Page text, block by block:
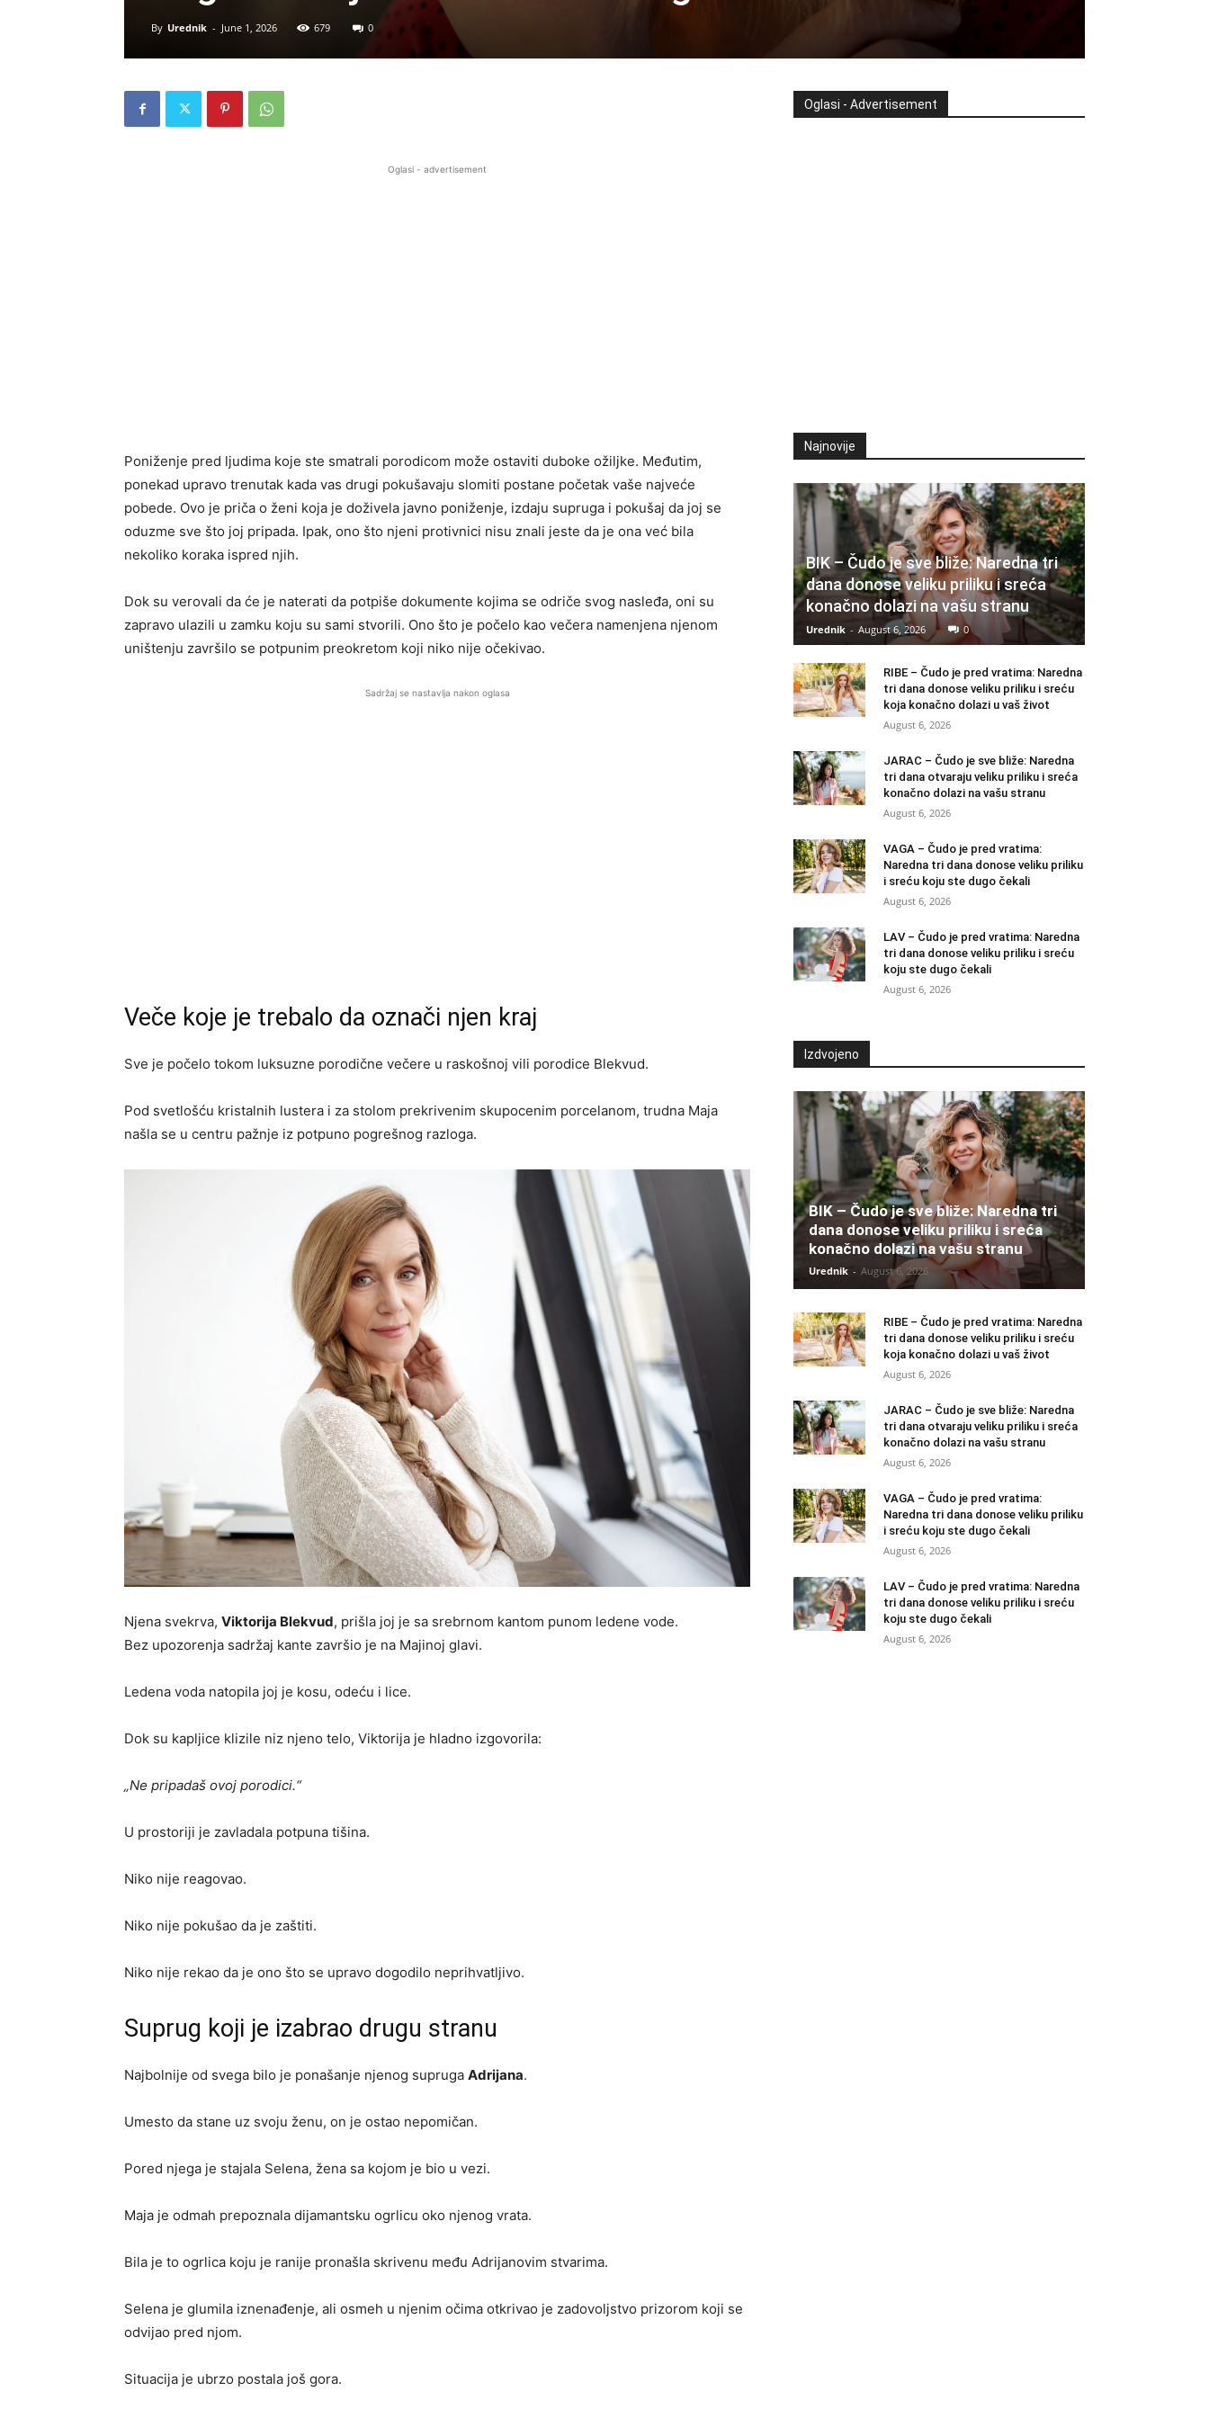
By Urednik - June 1, 2026 679 0
Oglasi - advertisement
Poniženje pred ljudima koje ste smatrali porodicom može ostaviti duboke ožiljke. Međutim,
ponekad upravo trenutak kada vas drugi pokušavaju slomiti postane početak vaše najveće
pobede. Ovo je priča o ženi koja je doživela javno poniženje, izdaju supruga i pokušaj da joj se
oduzme sve što joj pripada. Ipak, ono što njeni protivnici nisu znali jeste da je ona već bila
nekoliko koraka ispred njih.
Dok su verovali da će je naterati da potpiše dokumente kojima se odriče svog nasleđa, oni su
zapravo ulazili u zamku koju su sami stvorili. Ono što je počelo kao večera namenjena njenom
uništenju završilo se potpunim preokretom koji niko nije očekivao.
Sadržaj se nastavlja nakon oglasa
Veče koje je trebalo da označi njen kraj
Sve je počelo tokom luksuzne porodične večere u raskošnoj vili porodice Blekvud.
Pod svetlošću kristalnih lustera i za stolom prekrivenim skupocenim porcelanom, trudna Maja
našla se u centru pažnje iz potpuno pogrešnog razloga.
Njena svekrva, Viktorija Blekvud, prišla joj je sa srebrnom kantom punom ledene vode.
Bez upozorenja sadržaj kante završio je na Majinoj glavi.
Ledena voda natopila joj je kosu, odeću i lice.
Dok su kapljice klizile niz njeno telo, Viktorija je hladno izgovorila:
„Ne pripadaš ovoj porodici.“
U prostoriji je zavladala potpuna tišina.
Niko nije reagovao.
Niko nije pokušao da je zaštiti.
Niko nije rekao da je ono što se upravo dogodilo neprihvatljivo.
Suprug koji je izabrao drugu stranu
Najbolnije od svega bilo je ponašanje njenog supruga Adrijana.
Umesto da stane uz svoju ženu, on je ostao nepomičan.
Pored njega je stajala Selena, žena sa kojom je bio u vezi.
Maja je odmah prepoznala dijamantsku ogrlicu oko njenog vrata.
Bila je to ogrlica koju je ranije pronašla skrivenu među Adrijanovim stvarima.
Selena je glumila iznenađenje, ali osmeh u njenim očima otkrivao je zadovoljstvo prizorom koji se
odvijao pred njom.
Situacija je ubrzo postala još gora.
Oglasi - Advertisement
Najnovije
BIK – Čudo je sve bliže: Naredna tri
dana donose veliku priliku i sreća
konačno dolazi na vašu stranu
Urednik - August 6, 2026 0
RIBE – Čudo je pred vratima: Naredna
tri dana donose veliku priliku i sreću
koja konačno dolazi u vaš život
August 6, 2026
JARAC – Čudo je sve bliže: Naredna
tri dana otvaraju veliku priliku i sreća
konačno dolazi na vašu stranu
August 6, 2026
VAGA – Čudo je pred vratima:
Naredna tri dana donose veliku priliku
i sreću koju ste dugo čekali
August 6, 2026
LAV – Čudo je pred vratima: Naredna
tri dana donose veliku priliku i sreću
koju ste dugo čekali
August 6, 2026
Izdvojeno
BIK – Čudo je sve bliže: Naredna tri
dana donose veliku priliku i sreća
konačno dolazi na vašu stranu
Urednik - August 6, 2026
RIBE – Čudo je pred vratima: Naredna
tri dana donose veliku priliku i sreću
koja konačno dolazi u vaš život
August 6, 2026
JARAC – Čudo je sve bliže: Naredna
tri dana otvaraju veliku priliku i sreća
konačno dolazi na vašu stranu
August 6, 2026
VAGA – Čudo je pred vratima:
Naredna tri dana donose veliku priliku
i sreću koju ste dugo čekali
August 6, 2026
LAV – Čudo je pred vratima: Naredna
tri dana donose veliku priliku i sreću
koju ste dugo čekali
August 6, 2026